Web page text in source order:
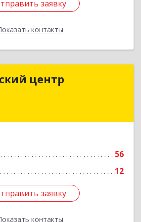
заявку
контакты
заявку
Назад
центр
56
12
заявку
контакты
центр
Подробнее
заявку
Назад